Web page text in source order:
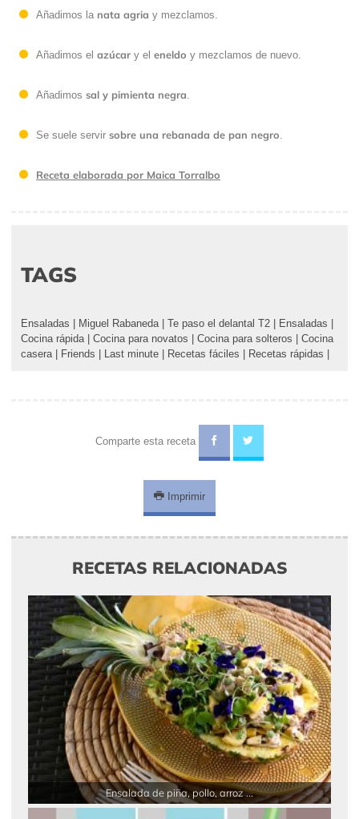
Añadimos la nata agria y mezclamos.
Añadimos el azúcar y el eneldo y mezclamos de nuevo.
Añadimos sal y pimienta negra
Se suele servir sobre una rebanada de pan negro
Receta elaborada por Maica Torralbo
TAGS
Ensaladas | Miguel Rabaneda | Te paso el delantal T2 | Ensaladas |
Cocina rápida | Cocina para novatos | Cocina para solteros | Cocina
casera | Friends | Last minute | Recetas fáciles | Recetas rápidas |
Comparte esta receta
Imprimir
RECETAS RELACIONADAS
Ensalada de piña, pollo, arroz ...